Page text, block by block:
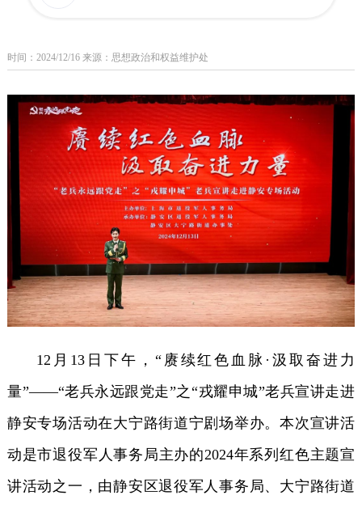
时间：2024/12/16 来源：思想政治和权益维护处
12月13日下午，“赓续红色血脉·汲取奋进力
量”——“老兵永远跟党走”之“戎耀申城”老兵宣讲走进
静安专场活动在大宁路街道宁剧场举办。本次宣讲活
动是市退役军人事务局主办的2024年系列红色主题宣
讲活动之一，由静安区退役军人事务局、大宁路街道